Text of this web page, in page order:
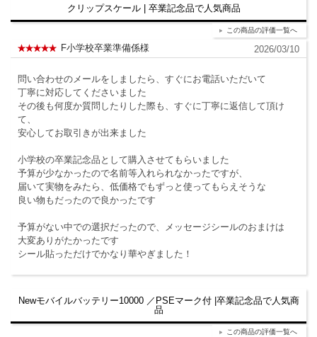
クリップスケール | 卒業記念品で人気商品
この商品の評価一覧へ
F小学校卒業準備係様 2026/03/10
問い合わせのメールをしましたら、すぐにお電話いただいて
丁寧に対応してくださいました
その後も何度か質問したりした際も、すぐに丁寧に返信して頂け
て、
安心してお取引きが出来ました
小学校の卒業記念品として購入させてもらいました
予算が少なかったので名前等入れられなかったですが、
届いて実物をみたら、低価格でもずっと使ってもらえそうな
良い物もだったので良かったです
予算がない中での選択だったので、メッセージシールのおまけは
大変ありがたかったです
シール貼っただけでかなり華やぎました！
Newモバイルバッテリー10000 ／PSEマーク付 |卒業記念品で人気商
品
この商品の評価一覧へ